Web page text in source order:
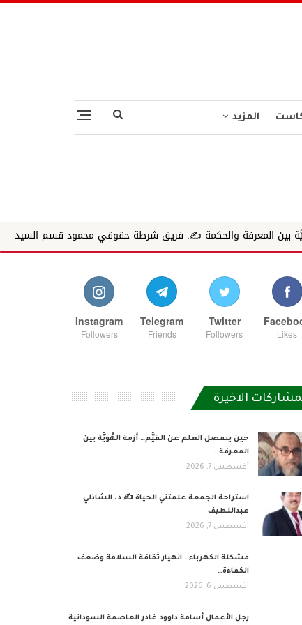
المزيد
✍️: فريق شرطة حقوقي محمود قسم السيد استراحة
Likes
Twitter
Followers
Telegram
Friends
Instagram
Followers
الاخيرة
حين ينفصل العلم عن القيَّم… أزمة الهُويَّة بين
المعرفة…
أغسطس 7, 2026
استراحة الجمعة علمتني الحياة ✍️ د. الشاذلي
عبداللطيف
أغسطس 7, 2026
مشكلة الكهرباء… انهيار ثقافة السلامة وضعف
الكفاءة…
أغسطس 6, 2026
رجل الأعمال أسامة داوود غادر العاصمة السودانية